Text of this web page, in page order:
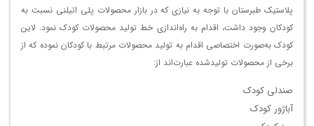
پلاستیک طبرستان با توجه به نیازی که در بازار محصولات پلی اتیلنی نسبت به
کودکان وجود داشت، اقدام به راه‌اندازی خط تولید محصولات کودک نمود. لاین
کودک به‌صورت اختصاصی اقدام به تولید محصولات مرتبط با کودکان نموده که از
برخی از محصولات تولیدشده عبارت‌اند از:
صندلی کودک
آباژور کودک